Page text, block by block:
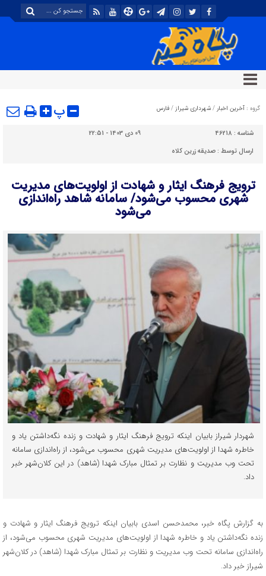
گروه : آخرین اخبار / شهرداری شیراز / فارس پ
شناسه : 46218
09 دی 1403 - 22:51
ارسال توسط : صدیقه زرین کلاه
ترویج فرهنگ ایثار و شهادت از اولویت‌های مدیریت
شهری محسوب می‌شود/ سامانه شاهد راه‌اندازی
می‌شود
شهردار شیراز بابیان اینکه ترویج فرهنگ ایثار و شهادت و زنده نگه‌داشتن یاد و
خاطره شهدا از اولویت‌های مدیریت شهری محسوب می‌شود، از راه‌اندازی سامانه
تحت وب مدیریت و نظارت بر تمثال مبارک شهدا (شاهد) در این کلان‌شهر خبر
داد.
به گزارش پگاه خبر، محمدحسن اسدی بابیان اینکه ترویج فرهنگ ایثار و شهادت و
زنده نگه‌داشتن یاد و خاطره شهدا از اولویت‌های مدیریت شهری محسوب می‌شود، از
راه‌اندازی سامانه تحت وب مدیریت و نظارت بر تمثال مبارک شهدا (شاهد) در کلان‌شهر
شیراز خبر داد.